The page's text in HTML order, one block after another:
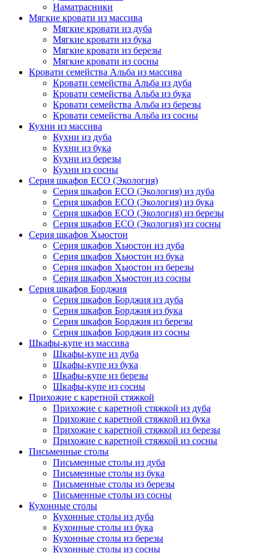
Наматрасники
Мягкие кровати из массива
Мягкие кровати из дуба
Мягкие кровати из бука
Мягкие кровати из березы
Мягкие кровати из сосны
Кровати семейства Альба из массива
Кровати семейства Альба из дуба
Кровати семейства Альба из бука
Кровати семейства Альба из березы
Кровати семейства Альба из сосны
Кухни из массива
Кухни из дуба
Кухни из бука
Кухни из березы
Кухни из сосны
Серия шкафов ECO (Экология)
Серия шкафов ECO (Экология) из дуба
Серия шкафов ECO (Экология) из бука
Серия шкафов ECO (Экология) из березы
Серия шкафов ECO (Экология) из сосны
Серия шкафов Хьюстон
Серия шкафов Хьюстон из дуба
Серия шкафов Хьюстон из бука
Серия шкафов Хьюстон из березы
Серия шкафов Хьюстон из сосны
Серия шкафов Борджия
Серия шкафов Борджия из дуба
Серия шкафов Борджия из бука
Серия шкафов Борджия из березы
Серия шкафов Борджия из сосны
Шкафы-купе из массива
Шкафы-купе из дуба
Шкафы-купе из бука
Шкафы-купе из березы
Шкафы-купе из сосны
Прихожие с каретной стяжкой
Прихожие с каретной стяжкой из дуба
Прихожие с каретной стяжкой из бука
Прихожие с каретной стяжкой из березы
Прихожие с каретной стяжкой из сосны
Письменные столы
Письменные столы из дуба
Письменные столы из бука
Письменные столы из березы
Письменные столы из сосны
Кухонные столы
Кухонные столы из дуба
Кухонные столы из бука
Кухонные столы из березы
Кухонные столы из сосны